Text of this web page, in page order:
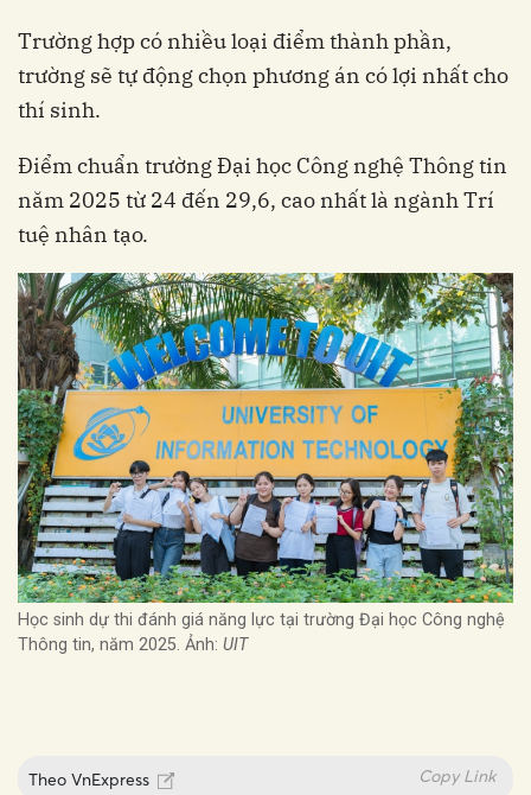
Trường hợp có nhiều loại điểm thành phần,
trường sẽ tự động chọn phương án có lợi nhất cho
thí sinh.
Điểm chuẩn trường Đại học Công nghệ Thông tin
năm 2025 từ 24 đến 29,6, cao nhất là ngành Trí
tuệ nhân tạo.
Học sinh dự thi đánh giá năng lực tại trường Đại học Công nghệ
Thông tin, năm 2025. Ảnh: UIT
Theo VnExpress Copy Link